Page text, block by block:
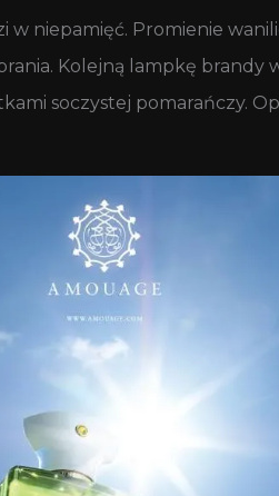
niepamięć. Promienie
Kolejną lampkę
soczystej pomarańczy.